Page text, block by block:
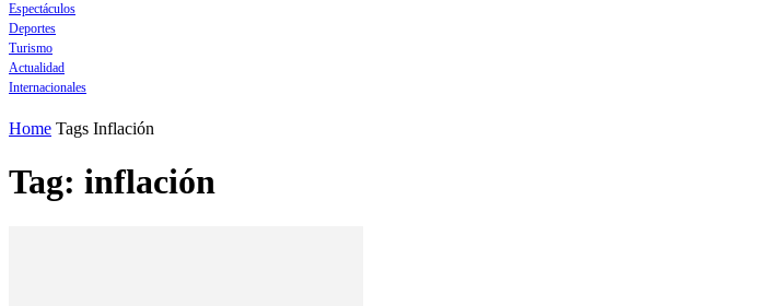
Espectáculos
Deportes
Turismo
Actualidad
Internacionales
Home Tags Inflación
Tag: inflación